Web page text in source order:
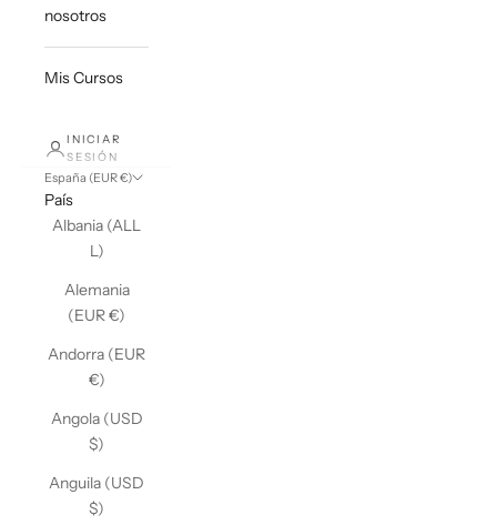
nosotros
Mis Cursos
INICIAR
SESIÓN
España (EUR €)
País
Albania (ALL
L)
Alemania
(EUR €)
Andorra (EUR
€)
Angola (USD
$)
Anguila (USD
$)